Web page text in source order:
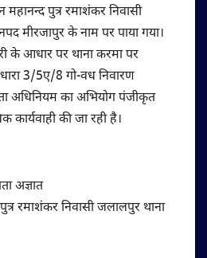
महानन्द पुत्र रमाशंकर निवासी
मीरजापुर के नाम पर पाया गया।
के आधार पर थाना करमा पर
3/5ए/8 गो-वध निवारण
अधिनियम का अभियोग पंजीकृत
कार्यवाही की जा रही है।
अज्ञात
रमाशंकर निवासी जलालपुर थाना